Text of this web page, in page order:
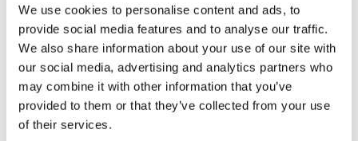
We use cookies to personalise content and ads, to
provide social media features and to analyse our traffic.
We also share information about your use of our site with
our social media, advertising and analytics partners who
may combine it with other information that you’ve
provided to them or that they’ve collected from your use
of their services.